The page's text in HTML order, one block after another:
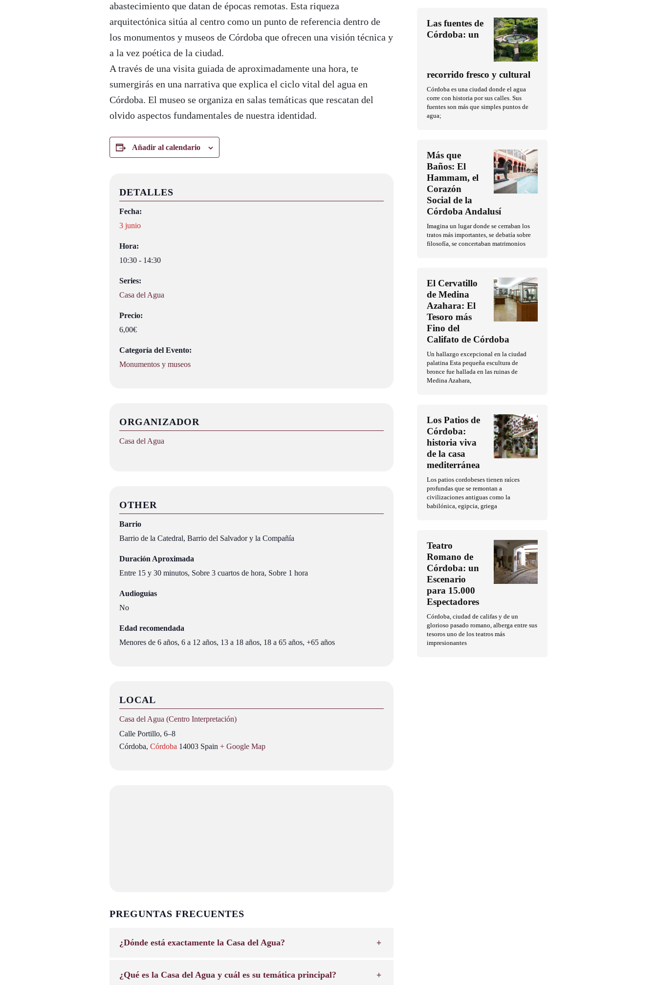
abastecimiento que datan de épocas remotas. Esta riqueza
arquitectónica sitúa al centro como un punto de referencia dentro de
los monumentos y museos de Córdoba que ofrecen una visión técnica y
a la vez poética de la ciudad.
A través de una visita guiada de aproximadamente una hora, te
sumergirás en una narrativa que explica el ciclo vital del agua en
Córdoba. El museo se organiza en salas temáticas que rescatan del
olvido aspectos fundamentales de nuestra identidad.
Añadir al calendario
DETALLES
Fecha:
3 junio
Hora:
10:30 - 14:30
Series:
Casa del Agua
Precio:
6,00€
Categoría del Evento:
Monumentos y museos
ORGANIZADOR
Casa del Agua
OTHER
Barrio
Barrio de la Catedral, Barrio del Salvador y la Compañía
Duración Aproximada
Entre 15 y 30 minutos, Sobre 3 cuartos de hora, Sobre 1 hora
Audioguías
No
Edad recomendada
Menores de 6 años, 6 a 12 años, 13 a 18 años, 18 a 65 años, +65 años
LOCAL
Casa del Agua (Centro Interpretación)
Calle Portillo, 6–8
Córdoba, Córdoba 14003 Spain + Google Map
PREGUNTAS FRECUENTES
¿Dónde está exactamente la Casa del Agua?
¿Qué es la Casa del Agua y cuál es su temática principal?
Las fuentes de
Córdoba: un
recorrido fresco y cultural
Córdoba es una ciudad donde el agua
corre con historia por sus calles. Sus
fuentes son más que simples puntos de
agua;
Más que
Baños: El
Hammam, el
Corazón
Social de la
Córdoba Andalusí
Imagina un lugar donde se cerraban los
tratos más importantes, se debatía sobre
filosofía, se concertaban matrimonios
El Cervatillo
de Medina
Azahara: El
Tesoro más
Fino del
Califato de Córdoba
Un hallazgo excepcional en la ciudad
palatina Esta pequeña escultura de
bronce fue hallada en las ruinas de
Medina Azahara,
Los Patios de
Córdoba:
historia viva
de la casa
mediterránea
Los patios cordobeses tienen raíces
profundas que se remontan a
civilizaciones antiguas como la
babilónica, egipcia, griega
Teatro
Romano de
Córdoba: un
Escenario
para 15.000
Espectadores
Córdoba, ciudad de califas y de un
glorioso pasado romano, alberga entre sus
tesoros uno de los teatros más
impresionantes